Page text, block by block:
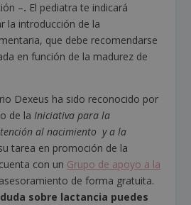
–. El pediatra te indicará
la introducción de la
que debe recomendarse
en función de la madurez de
Dexeus ha sido reconocido por
de laIniciativa para la
al nacimiento y a la
tarea en promoción de la
con un Grupo de apoyo a la
de forma gratuita.
sobre lactancia puedes